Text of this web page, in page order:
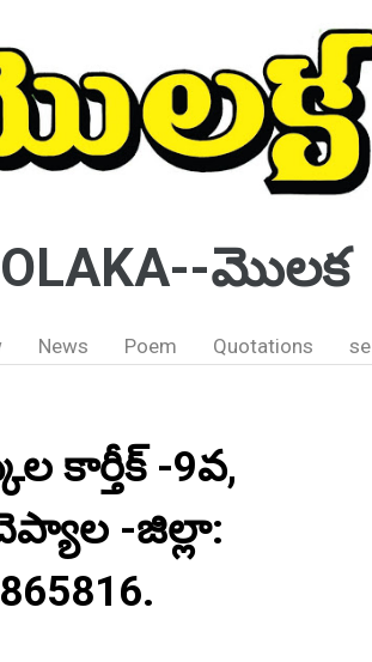
మొలక
News Poem Quotations se
కార్తీక్ -9వ,
-జిల్లా: